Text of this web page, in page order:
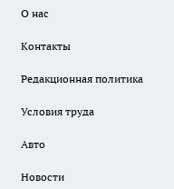
О нас
Контакты
Редакционная политика
Условия труда
Авто
Новости